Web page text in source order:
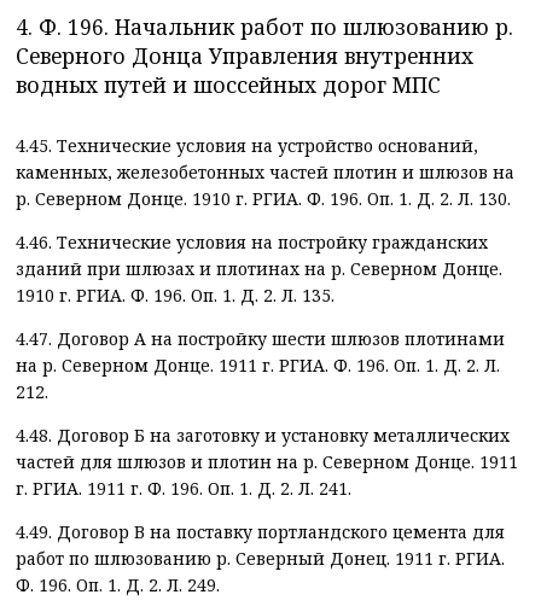
4. Ф. 196. Начальник работ по шлюзованию р.
Северного Донца Управления внутренних
водных путей и шоссейных дорог МПС
4.45. Технические условия на устройство оснований,
каменных, железобетонных частей плотин и шлюзов на
р. Северном Донце. 1910 г. РГИА. Ф. 196. Оп. 1. Д. 2. Л. 130.
4.46. Технические условия на постройку гражданских
зданий при шлюзах и плотинах на р. Северном Донце.
1910 г. РГИА. Ф. 196. Оп. 1. Д. 2. Л. 135.
4.47. Договор А на постройку шести шлюзов плотинами
на р. Северном Донце. 1911 г. РГИА. Ф. 196. Оп. 1. Д. 2. Л.
212.
4.48. Договор Б на заготовку и установку металлических
частей для шлюзов и плотин на р. Северном Донце. 1911
г. РГИА. 1911 г. Ф. 196. Оп. 1. Д. 2. Л. 241.
4.49. Договор В на поставку портландского цемента для
работ по шлюзованию р. Северный Донец. 1911 г. РГИА.
Ф. 196. Оп. 1. Д. 2. Л. 249.